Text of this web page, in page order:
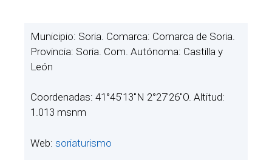
Municipio: Soria. Comarca: Comarca de Soria.
Provincia: Soria. Com. Autónoma: Castilla y
León
Coordenadas: 41°45′13″N 2°27′26″O. Altitud:
1.013 msnm
Web: soriaturismo